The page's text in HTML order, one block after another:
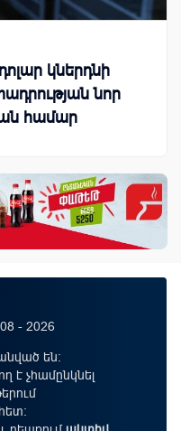
կներդնի
նոր
համար
- 2026
են:
է չհամընկնել